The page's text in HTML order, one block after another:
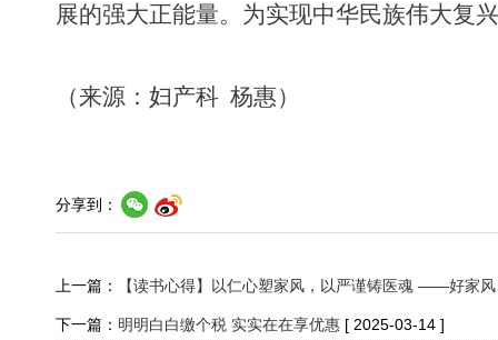
展的强大正能量。为实现中华民族伟大复
（来源： 妇产科 杨惠）
分享到：
上一篇： 【读书心得】以仁心塑家风，以严谨铸医魂 ——好家
下一篇： 明明白白缴个税 实实在在享优惠 [ 2025-03-14 ]